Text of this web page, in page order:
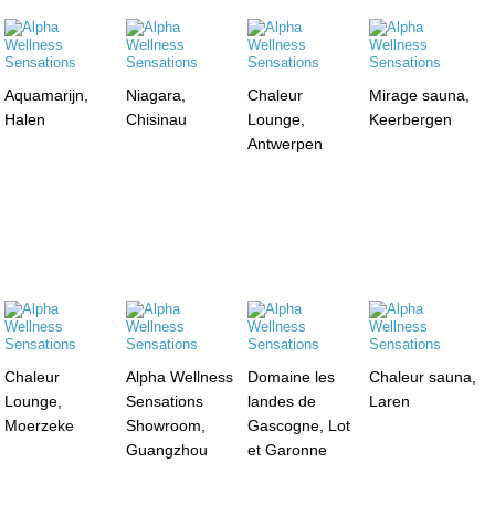
Aquamarijn,
Halen
Niagara,
Chisinau
Chaleur
Lounge,
Antwerpen
Mirage sauna,
Keerbergen
Chaleur
Lounge,
Moerzeke
Alpha Wellness
Sensations
Showroom,
Guangzhou
Domaine les
landes de
Gascogne, Lot
et Garonne
Chaleur sauna,
Laren